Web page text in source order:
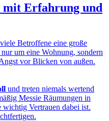
mit Erfahrung und
Betroffene eine große
um eine Wohnung, sondern
vor Blicken von außen.
und treten niemals wertend
Messie Räumungen in
Vertrauen dabei ist.